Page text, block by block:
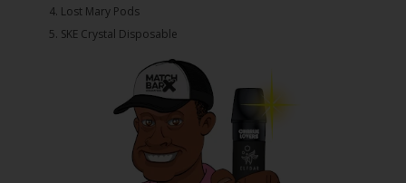
4.⁠ ⁠⁠Lost Mary Pods
5.⁠ ⁠⁠SKE Crystal Disposable